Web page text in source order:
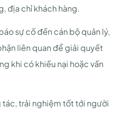
địa chỉ khách hàng.
sự cố đến cán bộ quản lý,
liên quan để giải quyết
khi có khiếu nại hoặc vấn
tác, trải nghiệm tốt tới người